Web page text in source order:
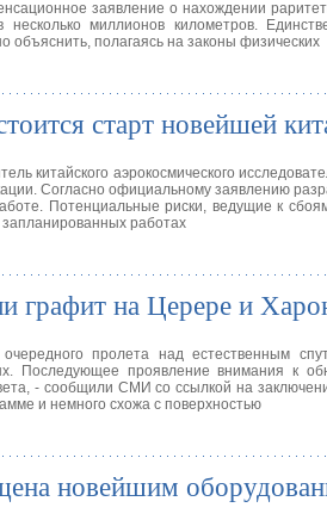
заявление о нахождении
несколько миллионов километров.
объяснить, полагаясь на законы физических
старт новейшей
китайского аэрокосмического
Согласно официальному заявлению
Потенциальные риски, ведущие к
запланированных работах
графит на Церере и
пролета над естественным
Последующее проявление внимания к
- сообщили СМИ со ссылкой на
и немного схожа с поверхностью
новейшим